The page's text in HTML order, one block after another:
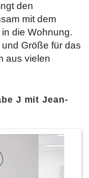
den
mit dem
die Wohnung.
Größe für das
aus vielen
J mit Jean-